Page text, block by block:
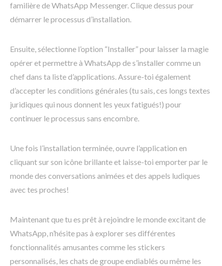
familière de WhatsApp Messenger. Clique dessus pour
démarrer le processus d’installation.
Ensuite, sélectionne l’option “Installer” pour laisser la magie
opérer et permettre à WhatsApp de s’installer comme un
chef dans ta liste d’applications. Assure-toi également
d’accepter les conditions générales (tu sais, ces longs textes
juridiques qui nous donnent les yeux fatigués!) pour
continuer le processus sans encombre.
Une fois l’installation terminée, ouvre l’application en
cliquant sur son icône brillante et laisse-toi emporter par le
monde des conversations animées et des appels ludiques
avec tes proches!
Maintenant que tu es prêt à rejoindre le monde excitant de
WhatsApp, n’hésite pas à explorer ses différentes
fonctionnalités amusantes comme les stickers
personnalisés, les chats de groupe endiablés ou même les